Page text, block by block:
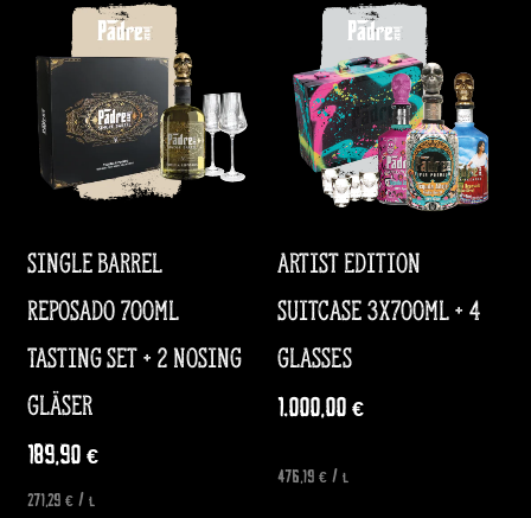
Single Barrel
Reposado 700ml
Tasting Set + 2 Nosing
Gläser
189,90€
271,29€ /l
Artist Edition
Suitcase 3x700ml + 4
Glasses
1.000,00 €
476,19 € / l